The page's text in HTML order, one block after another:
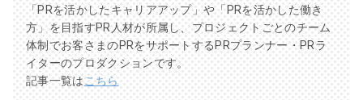
「PRを活かしたキャリアアップ」や「PRを活かした働き
方」を目指すPR人材が所属し、プロジェクトごとのチーム
体制でお客さまのPRをサポートするPRプランナー・PRラ
イターのプロダクションです。
記事一覧はこちら